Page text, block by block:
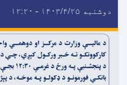
دوشنبه ۱۴۰۳/۴/۲۵ - ۱۲:۲۰